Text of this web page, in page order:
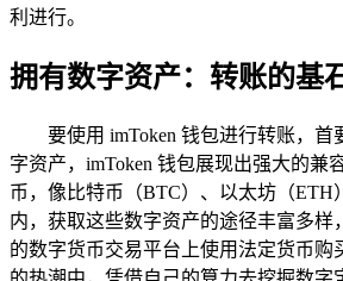
利进行。
拥有数字资产：转账的基
要使用 imToken 钱包进行转账，
字资产，imToken 钱包展现出强大的兼
币，像比特币（BTC）、以太坊（ETH
内，获取这些数字资产的途径丰富多样
的数字货币交易平台上使用法定货币购